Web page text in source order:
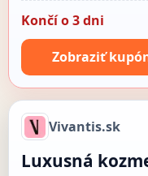
Končí o 3 dni
Zobraziť
Vivantis.sk
Luxusná